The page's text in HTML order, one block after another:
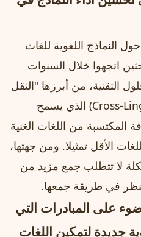
النماذج اللغوية للغات
اتجهوا خلال السنوات
التقنية، من أبرزها "النقل
عبر اللغات" (Cross-Lingual Transfer) الذي يسمح
المكتسبة من اللغات الغنية
الأقل تمثيلا. ومن جهتها،
لا تتطلب جمع مزيد من
في طريقة جمعها.
على المبادرات التي
جديدة لتمكين اللغات